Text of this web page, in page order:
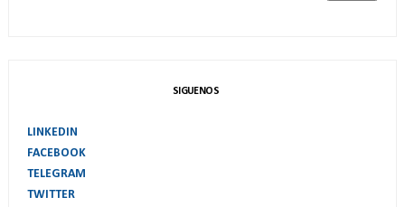
SIGUENOS
LINKEDIN
FACEBOOK
TELEGRAM
TWITTER